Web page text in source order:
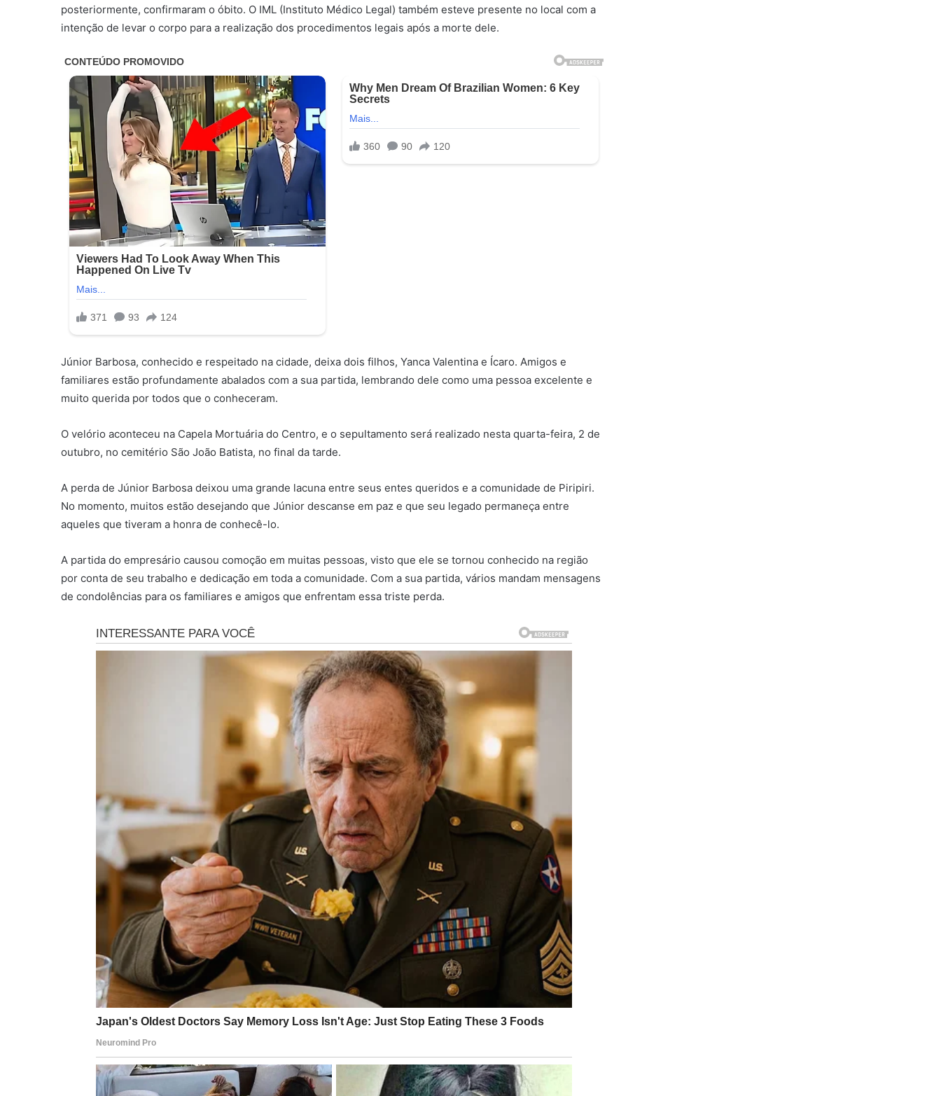
posteriormente, confirmaram o óbito. O IML (Instituto Médico Legal) também esteve presente no local com a
intenção de levar o corpo para a realização dos procedimentos legais após a morte dele.
Júnior Barbosa, conhecido e respeitado na cidade, deixa dois filhos, Yanca Valentina e Ícaro. Amigos e
familiares estão profundamente abalados com a sua partida, lembrando dele como uma pessoa excelente e
muito querida por todos que o conheceram.
O velório aconteceu na Capela Mortuária do Centro, e o sepultamento será realizado nesta quarta-feira, 2 de
outubro, no cemitério São João Batista, no final da tarde.
A perda de Júnior Barbosa deixou uma grande lacuna entre seus entes queridos e a comunidade de Piripiri.
No momento, muitos estão desejando que Júnior descanse em paz e que seu legado permaneça entre
aqueles que tiveram a honra de conhecê-lo.
A partida do empresário causou comoção em muitas pessoas, visto que ele se tornou conhecido na região
por conta de seu trabalho e dedicação em toda a comunidade. Com a sua partida, vários mandam mensagens
de condolências para os familiares e amigos que enfrentam essa triste perda.